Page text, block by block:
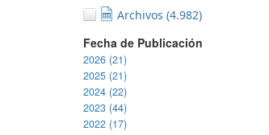
Archivos (4.982)
Fecha de Publicación
2026 (21)
2025 (21)
2024 (22)
2023 (44)
2022 (17)